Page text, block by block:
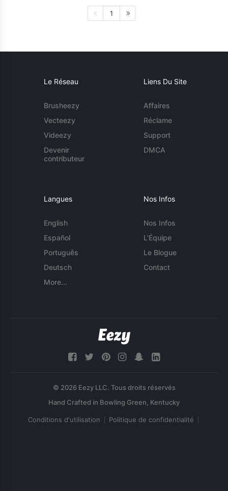
1
Le Réseau
Brusheezy
Vecteezy
Videezy
Devenir
contributeur
Liens Du Site
Affaires
Réclame
Support
DMCA
Langues
English
Español
Português
Deutsch
More...
Nos Infos
Nos Infos
L'Équipe
Le Blogue
Contact
© 2026 Eezy LLC. Tous droits réservés
Conditions d'utilisation Politique de confidentialité